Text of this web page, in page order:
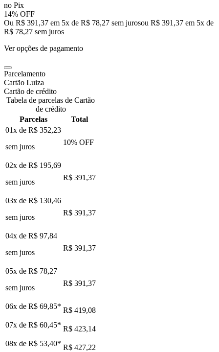
no Pix
14% OFF
Ou R$ 391,37 em 5x de R$ 78,27 sem jurosou R$ 391,37 em 5x de
R$ 78,27 sem juros
Ver opções de pagamento
Parcelamento
Cartão Luiza
Cartão de crédito
Tabela de parcelas de Cartão
de crédito
Parcelas
Total
01x de R$ 352,23
sem juros
10% OFF
02x de R$ 195,69
sem juros
R$ 391,37
03x de R$ 130,46
sem juros
R$ 391,37
04x de R$ 97,84
sem juros
R$ 391,37
05x de R$ 78,27
sem juros
R$ 391,37
06x de R$ 69,85* R$ 419,08
07x de R$ 60,45* R$ 423,14
08x de R$ 53,40* R$ 427,22